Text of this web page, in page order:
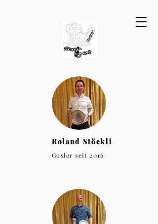
Roland Stöckli
Gosler seit 2016